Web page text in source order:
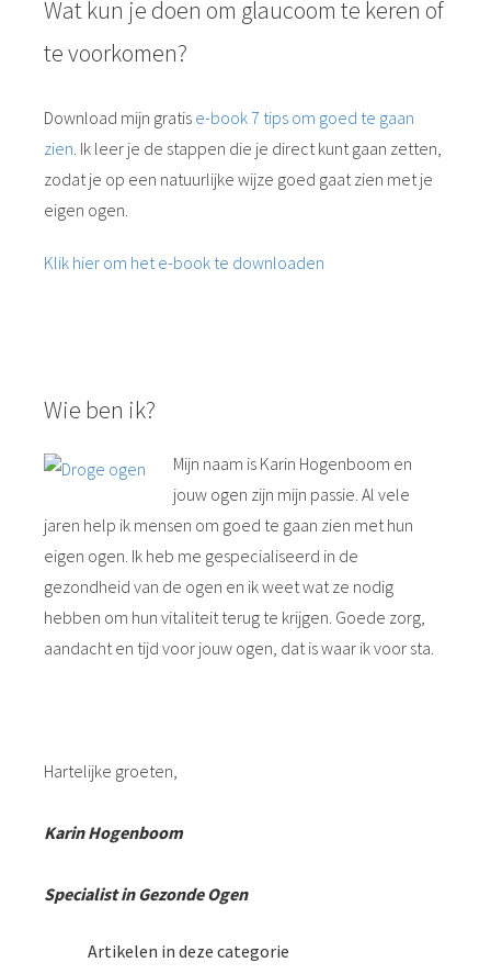
Wat kun je doen om glaucoom te keren of
te voorkomen?
Download mijn gratis e-book 7 tips om goed te gaan
zien. Ik leer je de stappen die je direct kunt gaan zetten,
zodat je op een natuurlijke wijze goed gaat zien met je
eigen ogen.
Klik hier om het e-book te downloaden
Wie ben ik?
Mijn naam is Karin Hogenboom en
jouw ogen zijn mijn passie. Al vele
jaren help ik mensen om goed te gaan zien met hun
eigen ogen. Ik heb me gespecialiseerd in de
gezondheid van de ogen en ik weet wat ze nodig
hebben om hun vitaliteit terug te krijgen. Goede zorg,
aandacht en tijd voor jouw ogen, dat is waar ik voor sta.
Hartelijke groeten,
Karin Hogenboom
Specialist in Gezonde Ogen
Artikelen in deze categorie